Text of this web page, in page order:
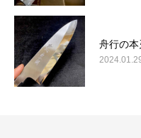
舟行の